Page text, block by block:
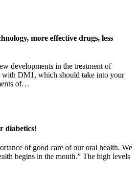
more effective drugs, less
developments in the treatment of
with DM1, which should take into your
of…
diabetics!
of good care of our oral health. We
begins in the mouth.” The high levels